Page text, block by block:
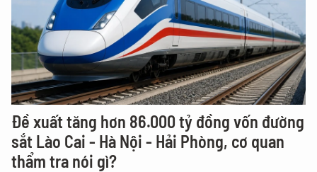
Đề xuất tăng hơn 86.000 tỷ đồng vốn đường
sắt Lào Cai - Hà Nội - Hải Phòng, cơ quan
thẩm tra nói gì?